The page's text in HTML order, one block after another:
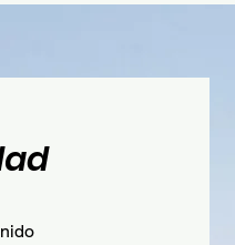
intuición